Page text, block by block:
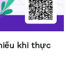
khi thực